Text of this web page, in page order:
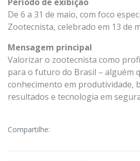
De 6 a 31 de maio, com foco
Zootecnista, celebrado em 13 de
Mensagem principal
Valorizar o zootecnista como
para o futuro do Brasil – alguém
conhecimento em produtividade,
resultados e tecnologia em
Compartilhe: